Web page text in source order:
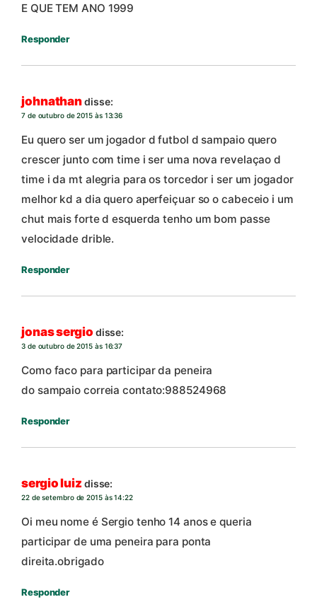
E QUE TEM ANO 1999
Responder
johnathandisse:
7 de outubro de 2015 às 13:36
Eu quero ser um jogador d futbol d sampaio quero
crescer junto com time i ser uma nova revelaçao d
time i da mt alegria para os torcedor i ser um jogador
melhor kd a dia quero aperfeiçuar so o cabeceio i um
chut mais forte d esquerda tenho um bom passe
velocidade drible.
Responder
jonas sergio disse:
3 de outubro de 2015 às 16:37
Como faco para participar da peneira
do sampaio correia contato:988524968
Responder
sergio luiz disse:
22 de setembro de 2015 às 14:22
Oi meu nome é Sergio tenho 14 anos e queria
participar de uma peneira para ponta
direita.obrigado
Responder